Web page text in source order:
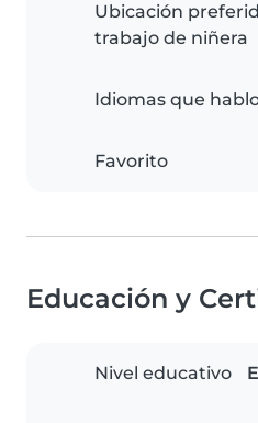
Ubicación
trabajo de niñera
Idiomas que
Favorito
Educación y
Nivel educativo